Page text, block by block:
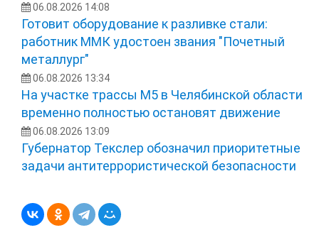
06.08.2026 14:08
Готовит оборудование к разливке стали:
работник ММК удостоен звания "Почетный
металлург"
06.08.2026 13:34
На участке трассы М5 в Челябинской области
временно полностью остановят движение
06.08.2026 13:09
Губернатор Текслер обозначил приоритетные
задачи антитеррористической безопасности